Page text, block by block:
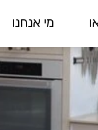
מי אנחנו